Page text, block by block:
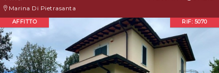
Marina Di Pietrasanta
AFFITTO RIF: 5070